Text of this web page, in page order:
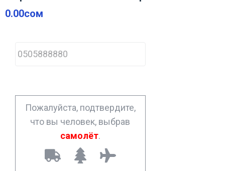
0.00сом
h
o
*
Пожалуйста, подтвердите,
что вы человек, выбрав
самолёт.